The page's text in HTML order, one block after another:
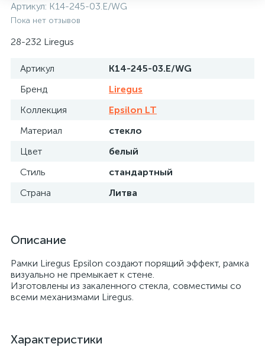
Артикул: K14-245-03.E/WG
Пока нет отзывов
28-232 Liregus
Артикул
K14-245-03.E/WG
Бренд
Liregus
Коллекция
Epsilon LT
Материал
стекло
Цвет
белый
Стиль
стандартный
Страна
Литва
Описание
Рамки Liregus Epsilon создают порящий эффект, рамка
визуально не премыкает к стене.
Изготовлены из закаленного стекла, совместимы со
всеми механизмами Liregus.
Характеристики